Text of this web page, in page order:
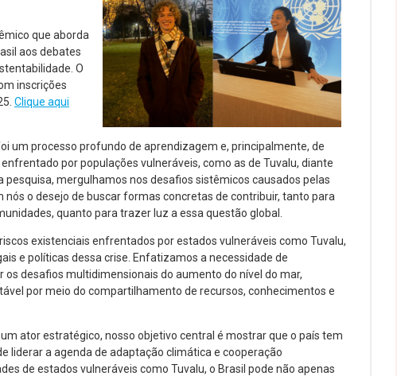
que aborda
aos debates
O
inscrições
Clique aqui
um processo profundo de aprendizagem e, principalmente, de
por populações vulneráveis, como as de Tuvalu, diante
pesquisa, mergulhamos nos desafios sistêmicos causados pelas
o desejo de buscar formas concretas de contribuir, tanto para
quanto para trazer luz a essa questão global.
existenciais enfrentados por estados vulneráveis como Tuvalu,
e políticas dessa crise. Enfatizamos a necessidade de
desafios multidimensionais do aumento do nível do mar,
por meio do compartilhamento de recursos, conhecimentos e
ator estratégico, nosso objetivo central é mostrar que o país tem
liderar a agenda de adaptação climática e cooperação
de estados vulneráveis como Tuvalu, o Brasil pode não apenas